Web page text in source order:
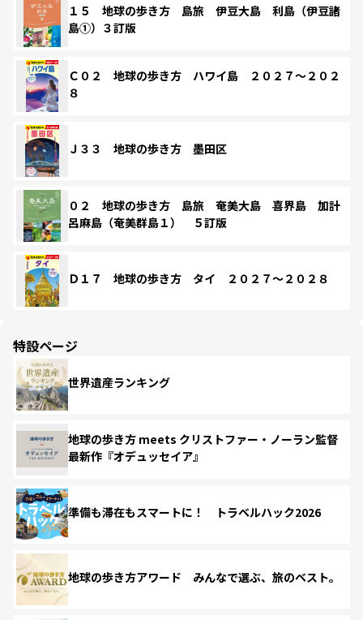
１５ 地球の歩き方 島旅 伊豆大島 利島（伊豆諸
島①）３訂版
Ｃ０２ 地球の歩き方 ハワイ島 ２０２７～２０２
８
Ｊ３３ 地球の歩き方 墨田区
０２ 地球の歩き方 島旅 奄美大島 喜界島 加計
呂麻島（奄美群島１） ５訂版
Ｄ１７ 地球の歩き方 タイ ２０２７～２０２８
特設ページ
世界遺産ランキング
地球の歩き方 meets クリストファー・ノーラン監督
最新作『オデュッセイア』
準備も滞在もスマートに！ トラベルハック2026
地球の歩き方アワード みんなで選ぶ、旅のベスト。